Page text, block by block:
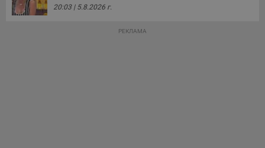
20:03 | 5.8.2026 г.
РЕКЛАМА